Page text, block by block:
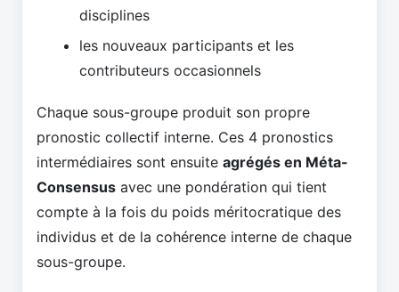
disciplines
les nouveaux participants et les
contributeurs occasionnels
Chaque sous-groupe produit son propre
pronostic collectif interne. Ces 4 pronostics
intermédiaires sont ensuiteagrégés en Méta-
Consensus avec une pondération qui tient
compte à la fois du poids méritocratique des
individus et de la cohérence interne de chaque
sous-groupe.